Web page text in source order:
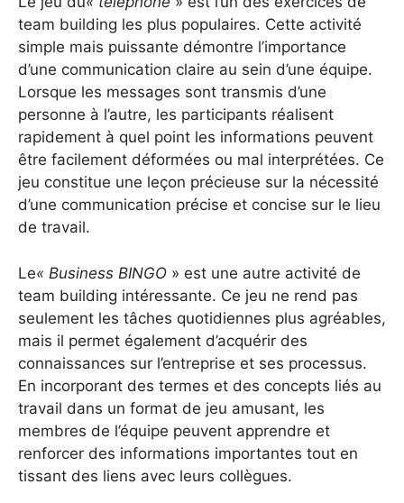
team building les plus populaires. Cette activité
simple mais puissante démontre l’importance
d’une communication claire au sein d’une équipe.
Lorsque les messages sont transmis d’une
personne à l’autre, les participants réalisent
rapidement à quel point les informations peuvent
être facilement déformées ou mal interprétées. Ce
jeu constitue une leçon précieuse sur la nécessité
d’une communication précise et concise sur le lieu
de travail.
Le« Business BINGO » est une autre activité de
team building intéressante. Ce jeu ne rend pas
seulement les tâches quotidiennes plus agréables,
mais il permet également d’acquérir des
connaissances sur l’entreprise et ses processus.
En incorporant des termes et des concepts liés au
travail dans un format de jeu amusant, les
membres de l’équipe peuvent apprendre et
renforcer des informations importantes tout en
tissant des liens avec leurs collègues.